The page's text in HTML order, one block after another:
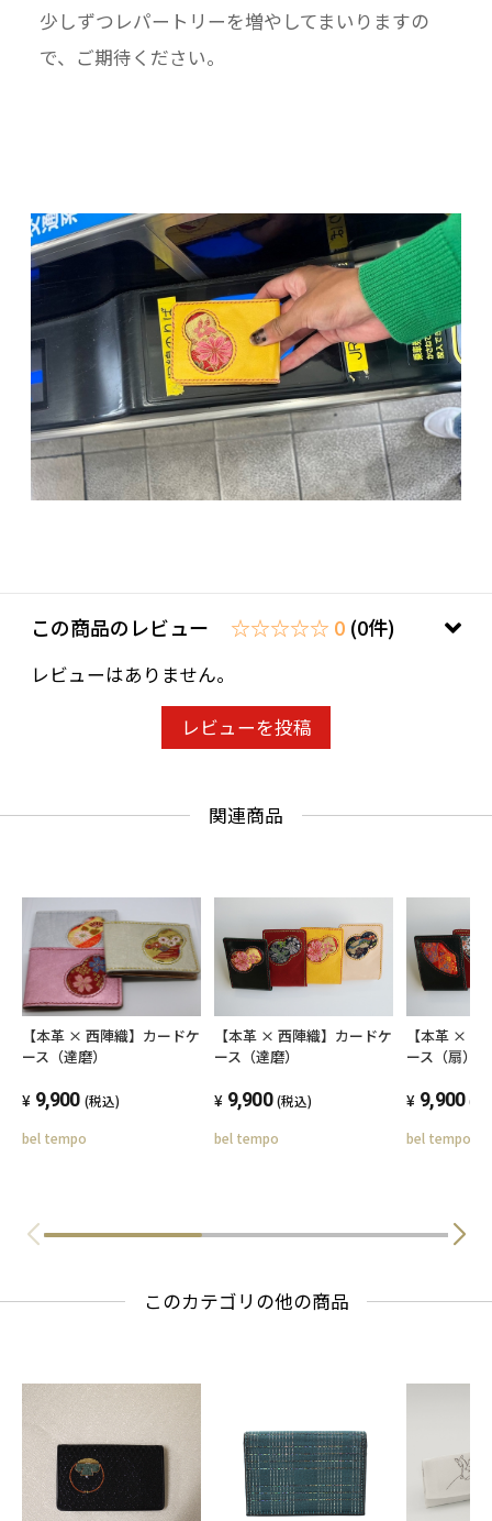
少しずつレパートリーを増やしてまいりますの
で、ご期待ください。
この商品のレビュー ☆☆☆☆☆ 0 (0件)
レビューはありません。
レビューを投稿
関連商品
【本革 × 西陣織】カードケ
ース（達磨）
9,900 (税込)
bel tempo
【本革 × 西陣織】カードケ
ース（達磨）
9,900 (税込)
bel tempo
【本革 × 西
ース（扇）
9,900 (税
bel tempo
このカテゴリの他の商品